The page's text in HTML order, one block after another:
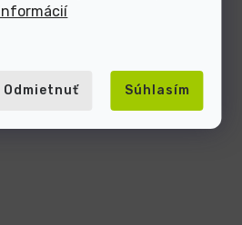
Odmietnuť Súhlasím